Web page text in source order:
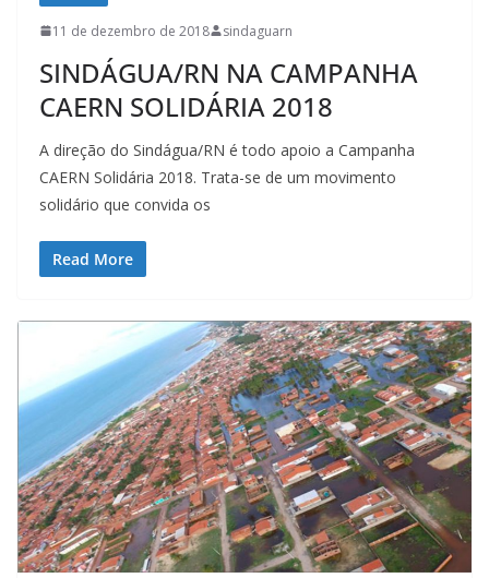
11 de dezembro de 2018 sindaguarn
SINDÁGUA/RN NA CAMPANHA
CAERN SOLIDÁRIA 2018
A direção do Sindágua/RN é todo apoio a Campanha
CAERN Solidária 2018. Trata-se de um movimento
solidário que convida os
Read More